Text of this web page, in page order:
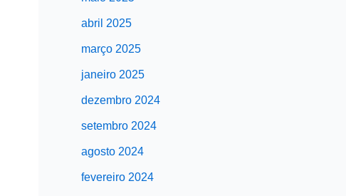
abril 2025
março 2025
janeiro 2025
dezembro 2024
setembro 2024
agosto 2024
fevereiro 2024